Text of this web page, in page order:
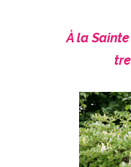
À la